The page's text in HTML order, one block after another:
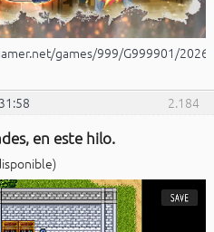
games/999/G999901/
2.184
en este hilo.